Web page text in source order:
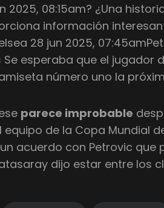
2025, 08:15am? ¿Una
información
28 jun 2025,
Se esperaba que el jugador
número uno la
parece improbable
de la Copa Mundial
acuerdo con Petrovic que
dijo estar entre los